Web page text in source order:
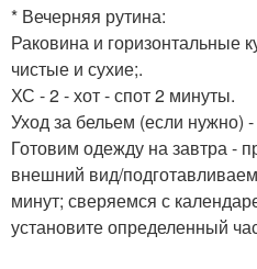
* Вечерняя рутина:
Раковина и горизонтальные
чистые и сухие;.
ХС - 2 - хот - спот 2 минуты.
Уход за бельем (если нужно)
Готовим одежду на завтра -
внешний вид/
минут; сверяемся с
установите определенный